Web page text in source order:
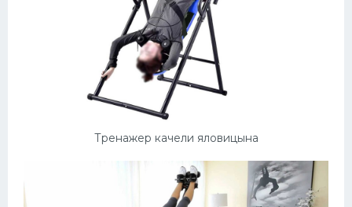
Тренажер качели яловицына